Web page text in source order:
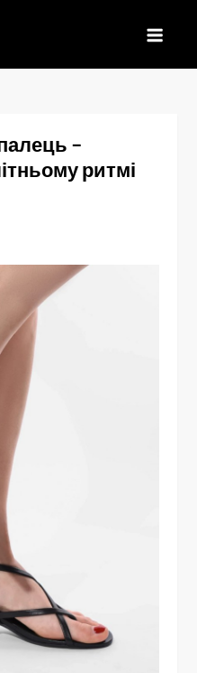
–
ритмі